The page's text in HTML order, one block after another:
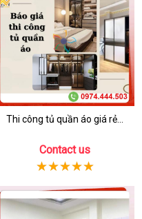
Thi công tủ quần áo giá rẻ...
Contact us